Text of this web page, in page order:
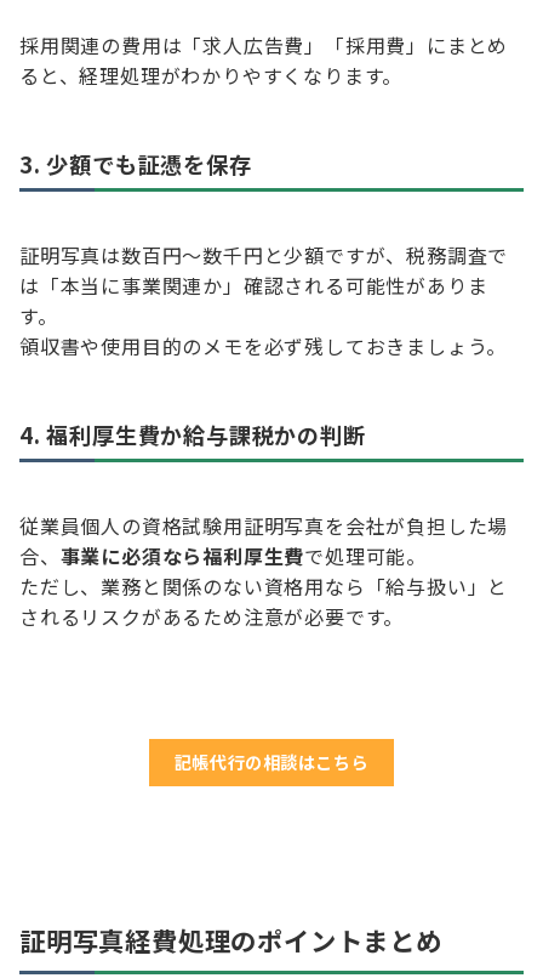
採用関連の費用は「求人広告費」「採用費」にまとめ
ると、経理処理がわかりやすくなります。
3. 少額でも証憑を保存
証明写真は数百円〜数千円と少額ですが、税務調査で
は「本当に事業関連か」確認される可能性がありま
す。
領収書や使用目的のメモを必ず残しておきましょう。
4. 福利厚生費か給与課税かの判断
従業員個人の資格試験用証明写真を会社が負担した場
合、 事業に必須なら福利厚生費で処理可能。
ただし、業務と関係のない資格用なら「給与扱い」と
されるリスクがあるため注意が必要です。
記帳代行の相談はこちら
証明写真経費処理のポイントまとめ